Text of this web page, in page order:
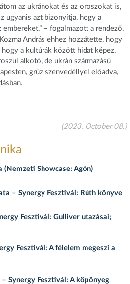
az ukránokat és az oroszokat is,
ugyanis azt bizonyítja, hogy a
– fogalmazott a rendező.
András ehhez hozzátette, hogy
hogy a kultúrák között hidat képez,
alkotó, de ukrán származású
grúz szenvedéllyel előadva,
(2023. October 08.)
(Nemzeti Showcase: Agón)
– Synergy Fesztivál: Rúth könyve
Fesztivál: Gulliver utazásai;
Fesztivál: A félelem megeszi a
Synergy Fesztivál: A köpönyeg